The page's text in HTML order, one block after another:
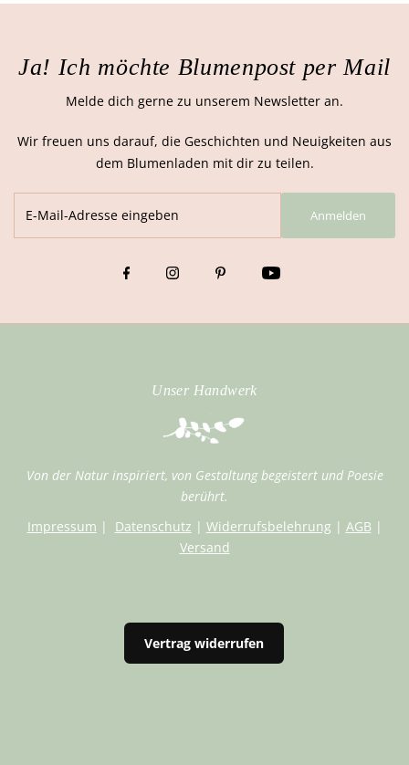
Ja! Ich möchte Blumenpost per Mail
Melde dich gerne zu unserem Newsletter an.
Wir freuen uns darauf, die Geschichten und Neuigkeiten aus
dem Blumenladen mit dir zu teilen.
Anmelden
Unser Handwerk
Von der Natur inspiriert, von Gestaltung begeistert und Poesie
berührt.
Impressum | Datenschutz | Widerrufsbelehrung | AGB |
Versand
Vertrag widerrufen